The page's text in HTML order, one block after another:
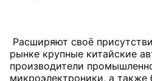
Расширяют своё
рынке крупные китайские
производители
микроэлектроники, а также